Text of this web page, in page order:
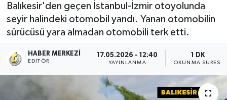
Balıkesir'den geçen İstanbul-İzmir otoyolunda
seyir halindeki otomobil yandı. Yanan otomobilin
sürücüsü yara almadan otomobili terk etti.
HABER MERKEZI
EDITÖR
17.05.2026 - 12:40
YAYINLANMA
1 DK
OKUNMA SÜRESI